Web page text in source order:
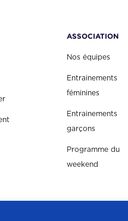
ASSOCIATION
Nos équipes
Entrainements
féminines
Entrainements
garçons
Programme du
weekend